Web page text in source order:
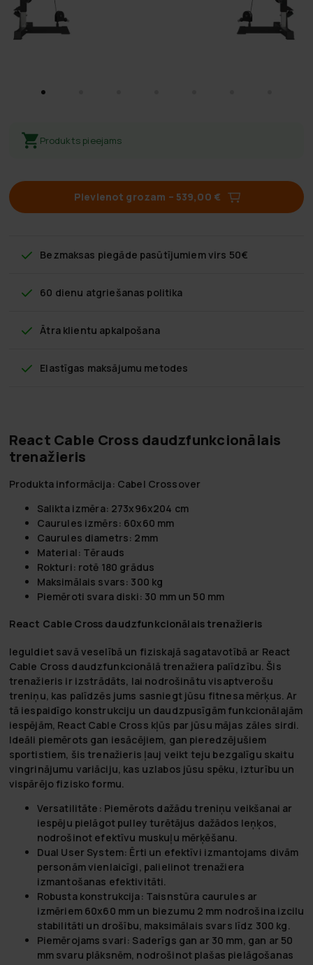
Produkts pieejams
Pievienot grozam – 539,00 €
Bezmaksas piegāde pasūtījumiem virs 50€
60 dienu atgriešanas politika
Ātra klientu apkalpošana
Elastīgas maksājumu metodes
React Cable Cross daudzfunkcionālais
trenažieris
Produkta informācija: Cabel Crossover
Salikta izmēra: 273x96x204 cm
Caurules izmērs: 60x60 mm
Caurules diametrs: 2mm
Material: Tērauds
Rokturi: rotē 180 grādus
Maksimālais svars: 300 kg
Piemēroti svara diski: 30 mm un 50 mm
React Cable Cross daudzfunkcionālais trenažieris
Ieguldiet savā veselībā un fiziskajā sagatavotībā ar React
Cable Cross daudzfunkcionālā trenažiera palīdzību. Šis
trenažieris ir izstrādāts, lai nodrošinātu visaptverošu
treniņu, kas palīdzēs jums sasniegt jūsu fitnesa mērķus. Ar
tā iespaidīgo konstrukciju un daudzpusīgām funkcionālajām
iespējām, React Cable Cross kļūs par jūsu mājas zāles sirdi.
Ideāli piemērots gan iesācējiem, gan pieredzējušiem
sportistiem, šis trenažieris ļauj veikt teju bezgalīgu skaitu
vingrinājumu variāciju, kas uzlabos jūsu spēku, izturību un
vispārējo fizisko formu.
Versatilitāte: Piemērots dažādu treniņu veikšanai ar
iespēju pielāgot pulley turētājus dažādos leņķos,
nodrošinot efektīvu muskuļu mērķēšanu.
Dual User System: Ērti un efektīvi izmantojams divām
personām vienlaicīgi, palielinot trenažiera
izmantošanas efektivitāti.
Robusta konstrukcija: Taisnstūra caurules ar
izmēriem 60x60 mm un biezumu 2 mm nodrošina izcilu
stabilitāti un drošību, maksimālais svars līdz 300 kg.
Piemērojams svari: Saderīgs gan ar 30 mm, gan ar 50
mm svaru plāksnēm, nodrošinot plašas pielāgošanas